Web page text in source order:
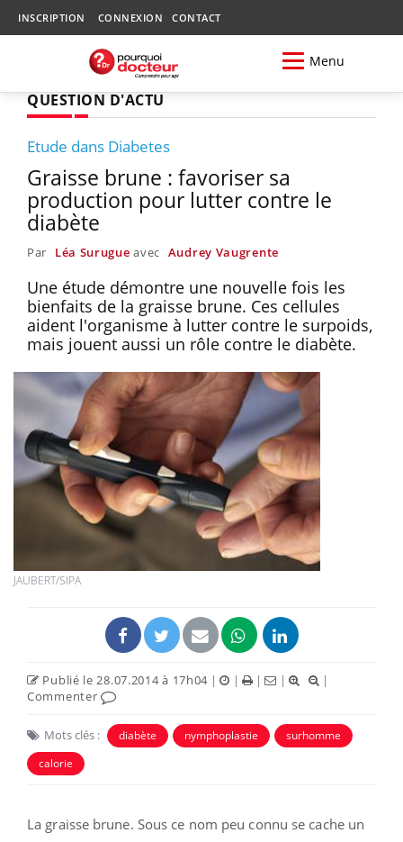
INSCRIPTION CONNEXION CONTACT
Menu
QUESTION D'ACTU
Etude dans Diabetes
Graisse brune : favoriser sa
production pour lutter contre le
diabète
Par Léa Surugue avec Audrey Vaugrente
Une étude démontre une nouvelle fois les
bienfaits de la graisse brune. Ces cellules
aident l'organisme à lutter contre le surpoids,
mais jouent aussi un rôle contre le diabète.
JAUBERT/SIPA
Publié le 28.07.2014 à 17h04 | | | |
|
Commenter
Mots clés : diabète nymphoplastie
surhomme
calorie
La graisse brune. Sous ce nom peu connu se cache un